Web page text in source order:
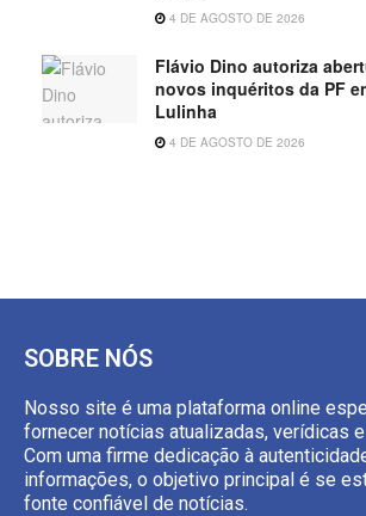
4 DE AGOSTO DE 2026
Flávio Dino autoriza
novos inquéritos da PF
Lulinha
4 DE AGOSTO DE 2026
SOBRE NÓS
Nosso site é uma plataforma online
fornecer notícias atualizadas, verídicas
Com uma firme dedicação à
informações, o objetivo principal é se
fonte confiável de notícias.